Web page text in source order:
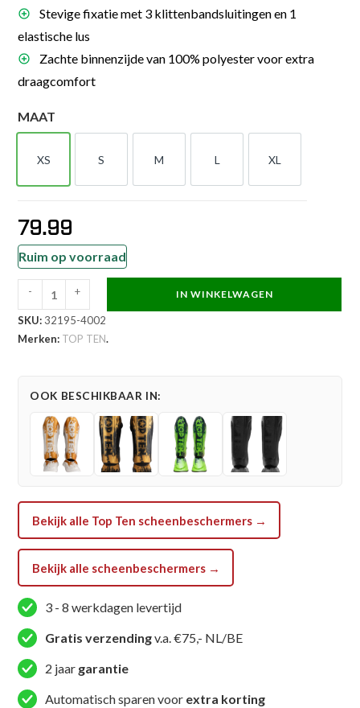
Stevige fixatie met 3 klittenbandsluitingen en 1
elastische lus
Zachte binnenzijde van 100% polyester voor extra
draagcomfort
MAAT
XS
XS
S
S
M
M
L
L
XL
XL
79.99
Ruim op voorraad
TEN
Scheen-
Power
aantal
- + IN WINKELWAGEN
SKU: 32195-4002
Merken: TOP TEN.
OOK BESCHIKBAAR IN:
Bekijk alle Top Ten scheenbeschermers →
Bekijk alle scheenbeschermers →
3 - 8 werkdagen levertijd
Gratis verzendingv.a. €75,- NL/BE
2 jaar garantie
Automatisch sparen voor extra korting